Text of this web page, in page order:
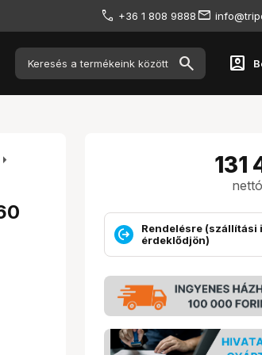
+36 1 808 9888
account_box
arrow_right 131
Rendelésre (szállítási
érdeklődjön)